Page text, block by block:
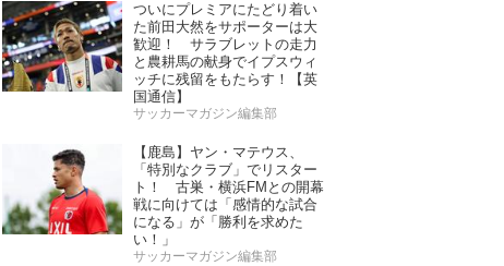
ついにプレミアにたどり着い
た前田大然をサポーターは大
歓迎！ サラブレットの走力
と農耕馬の献身でイプスウィ
ッチに残留をもたらす！【英
国通信】
サッカーマガジン編集部
【鹿島】ヤン・マテウス、
「特別なクラブ」でリスター
ト！ 古巣・横浜FMとの開幕
戦に向けては「感情的な試合
になる」が「勝利を求めた
い！」
サッカーマガジン編集部